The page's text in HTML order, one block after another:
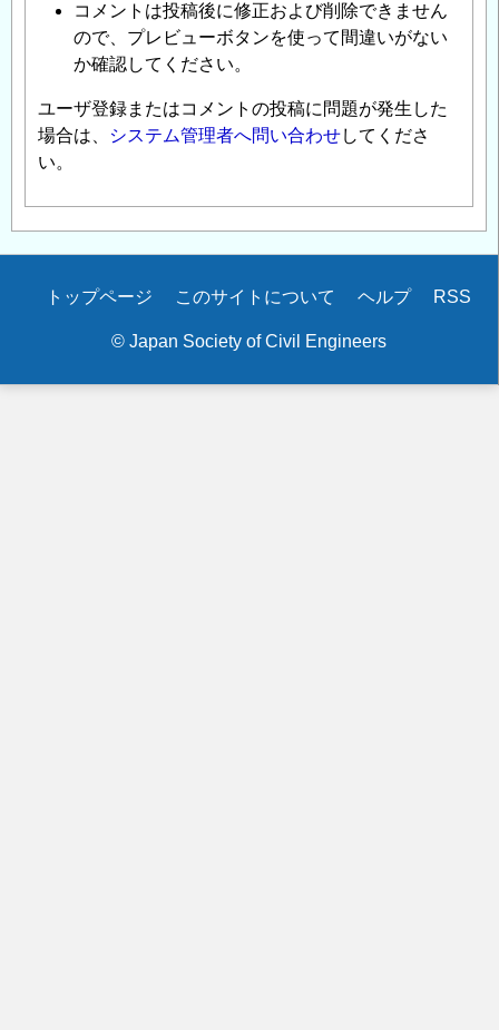
コメントは投稿後に修正および削除できません
ので、プレビューボタンを使って間違いがない
か確認してください。
ユーザ登録またはコメントの投稿に問題が発生した
場合は、
システム管理者へ問い合わせしてくださ
い。
Secondary
トップページ このサイトについて ヘルプ RSS
© Japan Society of Civil Engineers